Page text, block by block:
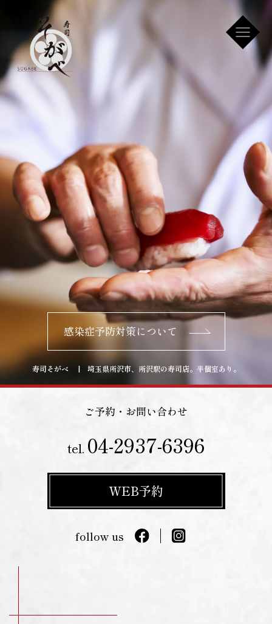
感染症予防対策について
寿司そがべ | 埼玉県所沢市、所沢駅の寿司店。半個室あり。
ご予約・お問い合わせ
tel. 04-2937-6396
WEB予約
follow us